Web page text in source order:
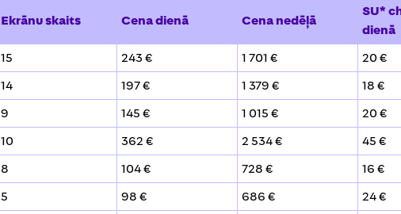
Ekrānu skaits Cena dienā Cena nedēļā
SU*
dienā
15 243 € 1 701 € 20 €
14 197 € 1 379 € 18 €
9 145 € 1 015 € 20 €
10 362 € 2 534 € 45 €
8 104 € 728 € 16 €
5 98 € 686 € 24 €